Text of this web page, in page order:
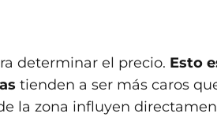
determinar el precio. Esto
tienden a ser más caros
la zona influyen